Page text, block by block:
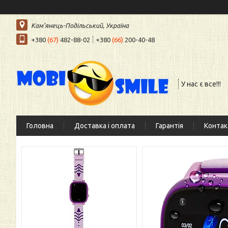
Кам'янець-Подільський, Україна
+380 (67)482-88-02 +380(66)200-40-48
У нас є все!!!
Головна Доставка і оплата Гарантія